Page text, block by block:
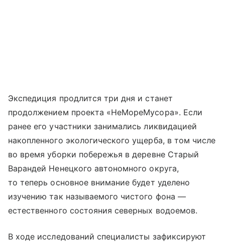
Экспедиция продлится три дня и станет
продолжением проекта «НеМореМусора». Если
ранее его участники занимались ликвидацией
накопленного экологического ущерба, в том числе
во время уборки побережья в деревне Старый
Варандей Ненецкого автономного округа,
то теперь основное внимание будет уделено
изучению так называемого чистого фона —
естественного состояния северных водоемов.
В ходе исследований специалисты зафиксируют